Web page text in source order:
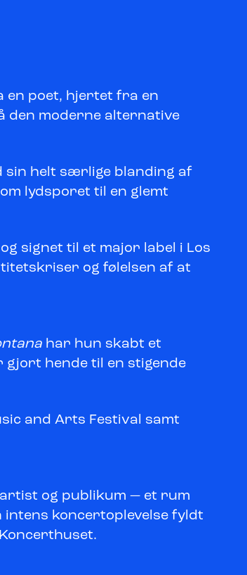
en poet, hjertet fra en
den moderne alternative
sin helt særlige blanding af
lydsporet til en glemt
signet til et major label i Los
og følelsen af at
har hun skabt et
hende til en stigende
and Arts Festival samt
og publikum — et rum
koncertoplevelse fyldt